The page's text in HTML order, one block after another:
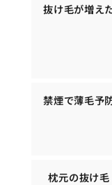
抜け毛が増え
禁煙で薄毛予
枕元の抜け